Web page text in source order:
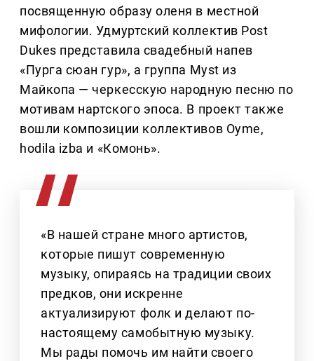
посвященную образу оленя в местной
мифологии. Удмуртский коллектив Post
Dukes представила свадебный напев
«Пурга сюан гур», а группа Myst из
Майкопа — черкесскую народную песню по
мотивам нартского эпоса. В проект также
вошли композиции коллективов Oyme,
hodila izba и «Комонь».
«В нашей стране много артистов,
которые пишут современную
музыку, опираясь на традиции своих
предков, они искренне
актуализируют фолк и делают по-
настоящему самобытную музыку.
Мы рады помочь им найти своего